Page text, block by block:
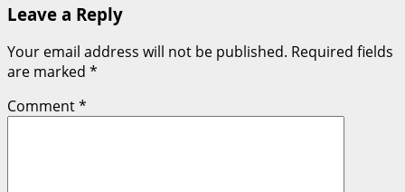
Leave a Reply
Your email address will not be published. Required fields
are marked *
Comment*